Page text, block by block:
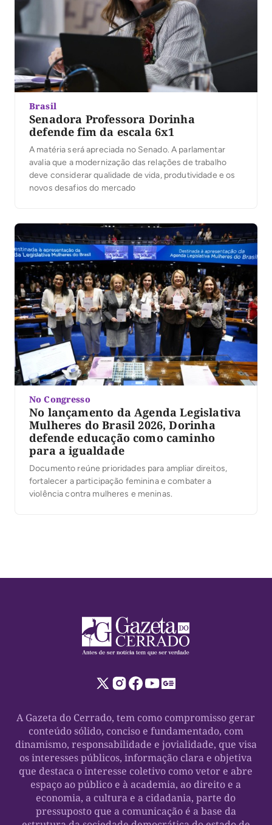
Brasil
Senadora Professora Dorinha
defende fim da escala 6x1
A matéria será apreciada no Senado. A parlamentar
avalia que a modernização das relações de trabalho
deve considerar qualidade de vida, produtividade e os
novos desafios do mercado
No Congresso
No lançamento da Agenda Legislativa
Mulheres do Brasil 2026, Dorinha
defende educação como caminho
para a igualdade
Documento reúne prioridades para ampliar direitos,
fortalecer a participação feminina e combater a
violência contra mulheres e meninas.
A Gazeta do Cerrado, tem como compromisso gerar
conteúdo sólido, conciso e fundamentado, com
dinamismo, responsabilidade e jovialidade, que visa
os interesses públicos, informação clara e objetiva
que destaca o interesse coletivo como vetor e abre
espaço ao público e à academia, ao direito e a
economia, a cultura e a cidadania, parte do
pressuposto que a comunicação é a base da